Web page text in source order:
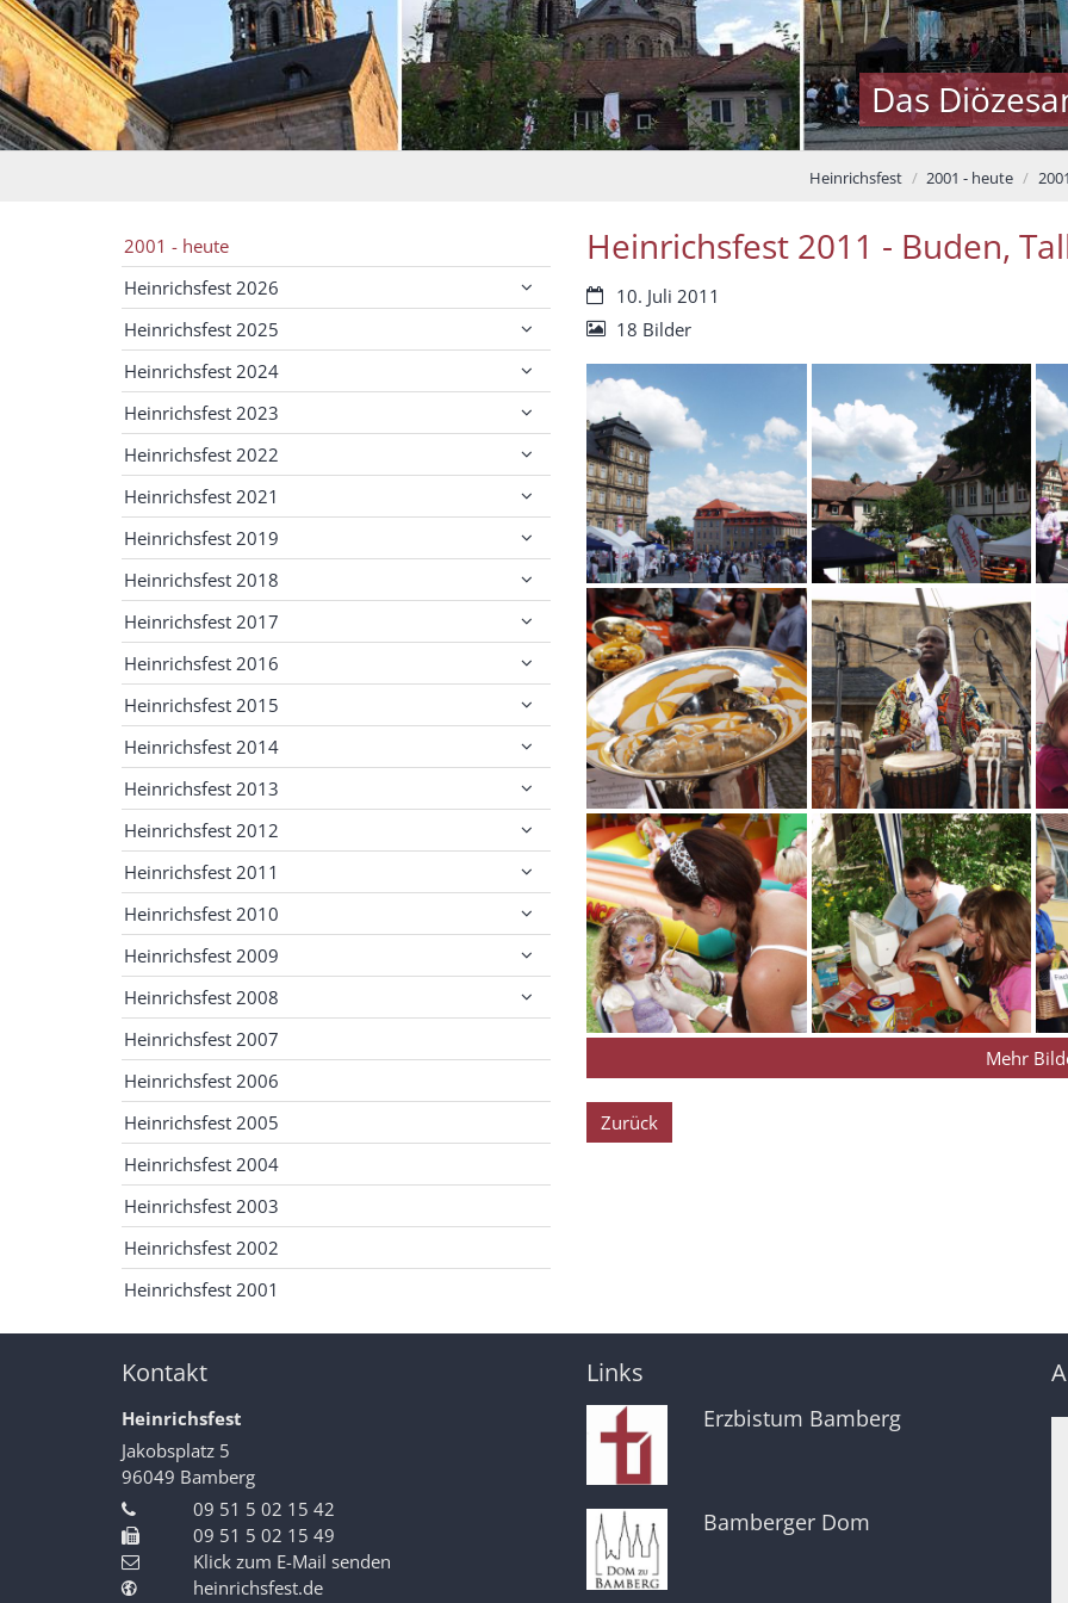
Das
Heinrichsfest 2001 - heute
Heinrichsfest 2011 - Buden,
Datum:10. Juli 2011
18 Bilder
Mehr
Zurück
2001 - heute
Heinrichsfest 2026
Heinrichsfest 2025
Heinrichsfest 2024
Heinrichsfest 2023
Heinrichsfest 2022
Heinrichsfest 2021
Heinrichsfest 2019
Heinrichsfest 2018
Heinrichsfest 2017
Heinrichsfest 2016
Heinrichsfest 2015
Heinrichsfest 2014
Heinrichsfest 2013
Heinrichsfest 2012
Heinrichsfest 2011
Heinrichsfest 2010
Heinrichsfest 2009
Heinrichsfest 2008
Heinrichsfest 2007
Heinrichsfest 2006
Heinrichsfest 2005
Heinrichsfest 2004
Heinrichsfest 2003
Heinrichsfest 2002
Heinrichsfest 2001
Kontakt
Heinrichsfest
Jakobsplatz 5
96049 Bamberg
09 51 5 02 15 42
09 51 5 02 15 49
Klick zum E-Mail senden
heinrichsfest.de
Links
Erzbistum Bamberg
Bamberger Dom